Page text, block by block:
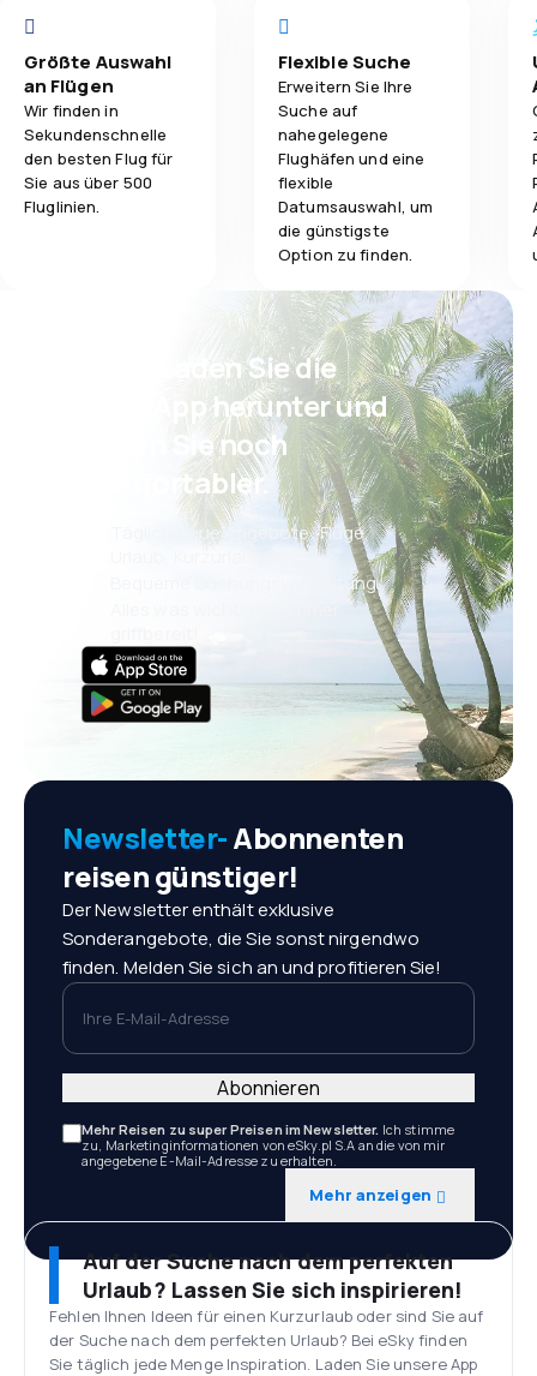
Größte Auswahl
an Flügen
Wir finden in
Sekundenschnelle
den besten Flug für
Sie aus über 500
Fluglinien.
Flexible Suche
Erweitern Sie Ihre
Suche auf
nahegelegene
Flughäfen und eine
flexible
Datumsauswahl, um
die günstigste
Option zu finden.
Psst! Laden Sie die
eSky App herunter und
reisen Sie noch
komfortabler.
Täglich neue Angebote: Flüge,
Bequeme Buchungsverwaltung
Newsletter-Abonnenten
reisen günstiger!
Der Newsletter enthält exklusive
Sonderangebote, die Sie sonst nirgendwo
finden. Melden Sie sich an und profitieren Sie!
Ihre E-Mail-Adresse
Mehr Reisen zu super Preisen im Newsletter. Ich stimme
zu, Marketinginformationen von eSky.pl S.A an die von mir
angegebene E-Mail-Adresse zu erhalten.
Mehr anzeigen
Abonnieren
Auf der Suche nach dem perfekten
Urlaub? Lassen Sie sich inspirieren!
Fehlen Ihnen Ideen für einen Kurzurlaub oder sind Sie auf
der Suche nach dem perfekten Urlaub? Bei eSky finden
Sie täglich jede Menge Inspiration. Laden Sie unsere App